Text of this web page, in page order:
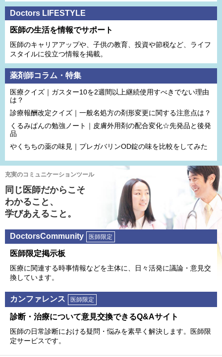
Doctors LIFESTYLE
医師の生活を情報でサポート
医師のキャリアアップや、子供の教育、投資や節税など、ライフ
スタイルに役立つ情報を掲載。
薬剤師コラム・特集
医療クイズ｜ガスター10を2週間以上継続使用すべきでない理由
は？
診療報酬改定クイズ｜一般名処方の剤形変更に関する注意点は？
くるみぱんの勉強ノート｜皮膚外用剤の配合変化☆先発品と後発
品
やくちちの薬の味見｜プレガバリンOD錠の味を比較をしてみた
充実のコミュニケーションツール
同じ医師だからこそ
わかること、
学びあえること。
DoctorsCommunity 医師限定
医師限定掲⽰板
医療に関連する時事情報などを主体に、⽇々活発に議論・意⾒交
換しています。
カンファレンス 医師限定
診断・治療について意⾒交換できるQ&Aサイト
医師の⽇常診断における疑問・悩みを素早く解決します。医師限
定サービスです。